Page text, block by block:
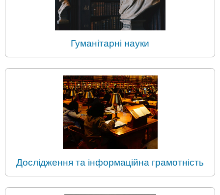
Гуманітарні науки
Дослідження та інформаційна грамотність